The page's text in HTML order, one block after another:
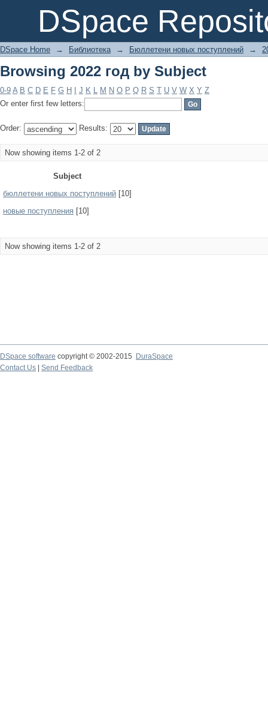
DSpace
Browsing 2022 год by Subject
DSpace Home → Библиотека → Бюллетени новых поступлений →
Browsing 2022 год by Subject
0-9 A B C D E F G H J K L M N O P Q R S T U V W X Y Z
Or enter first few letters:
Order: Results:
Now showing items 1-2 of 2
Subject
бюллетени новых поступлений [10]
новые поступления [10]
Now showing items 1-2 of 2
DSpace software copyright © 2002-2015
DuraSpace
Contact Us
Send Feedback